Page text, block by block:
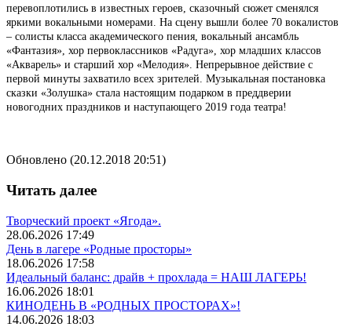
перевоплотились в известных героев, сказочный сюжет сменялся
яркими вокальными номерами. На сцену вышли более 70 вокалистов
– солисты класса академического пения, вокальный ансамбль
«Фантазия», хор первоклассников «Радуга», хор младших классов
«Акварель» и старший хор «Мелодия». Непрерывное действие с
первой минуты захватило всех зрителей. Музыкальная постановка
сказки «Золушка» стала настоящим подарком в преддверии
новогодних праздников и наступающего 2019 года театра!
Обновлено (20.12.2018 20:51)
Читать далее
Творческий проект «Ягода».
28.06.2026 17:49
День в лагере «Родные просторы»
18.06.2026 17:58
Идеальный баланс: драйв + прохлада = НАШ ЛАГЕРЬ!
16.06.2026 18:01
КИНОДЕНЬ В «РОДНЫХ ПРОСТОРАХ»!
14.06.2026 18:03